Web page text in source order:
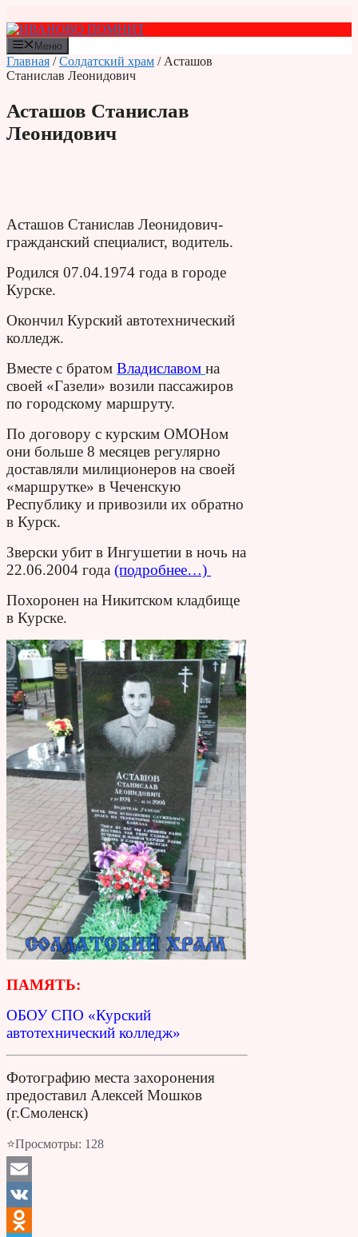
к
содержимому
Меню
Главная /Солдатский храм / Асташов
Станислав Леонидович
Асташов Станислав
Леонидович
Асташов Станислав Леонидович-
гражданский специалист, водитель.
Родился 07.04.1974 года в городе
Курске.
Окончил Курский автотехнический
колледж.
Вместе с братом Владиславом на
своей «Газели» возили пассажиров
по городскому маршруту.
По договору с курским ОМОНом
они больше 8 месяцев регулярно
доставляли милиционеров на своей
«маршрутке» в Чеченскую
Республику и привозили их обратно
в Курск.
Зверски убит в Ингушетии в ночь на
22.06.2004 года (подробнее…)
Похоронен на Никитском кладбище
в Курске.
ПАМЯТЬ:
ОБОУ СПО «Курский
автотехнический колледж»
Фотографию места захоронения
предоставил Алексей Мошков
(г.Смоленск)
⭐Просмотры: 128
Email
VK